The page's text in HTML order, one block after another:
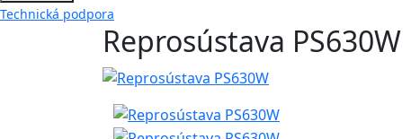
Technická podpora
Reprosústava PS630W